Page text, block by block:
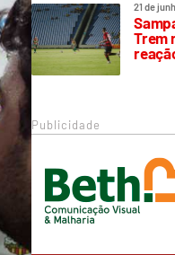
21 de
Trem
Publicidade